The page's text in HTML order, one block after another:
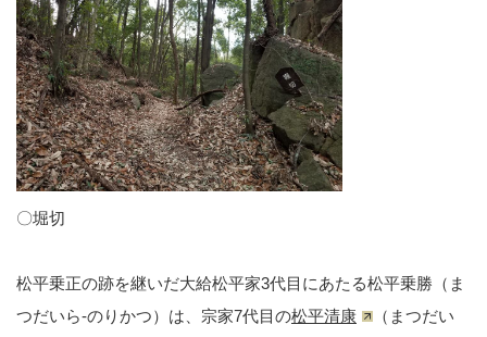
〇堀切
松平乗正の跡を継いだ大給松平家3代目にあたる松平乗勝（ま
つだいら-のりかつ）は、宗家7代目の松平清康
（まつだい